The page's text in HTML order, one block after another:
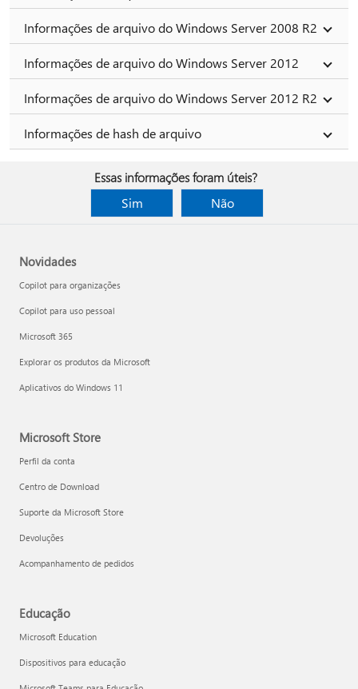
Informações de arquivo do Windows Server 2008 R2
Informações de arquivo do Windows Server 2012
Informações de arquivo do Windows Server 2012 R2
Informações de hash de arquivo
Essas informações foram úteis?
Sim
Não
Novidades
Copilot para organizações
Copilot para uso pessoal
Microsoft 365
Explorar os produtos da Microsoft
Aplicativos do Windows 11
Microsoft Store
Perfil da conta
Centro de Download
Suporte da Microsoft Store
Devoluções
Acompanhamento de pedidos
Educação
Microsoft Education
Dispositivos para educação